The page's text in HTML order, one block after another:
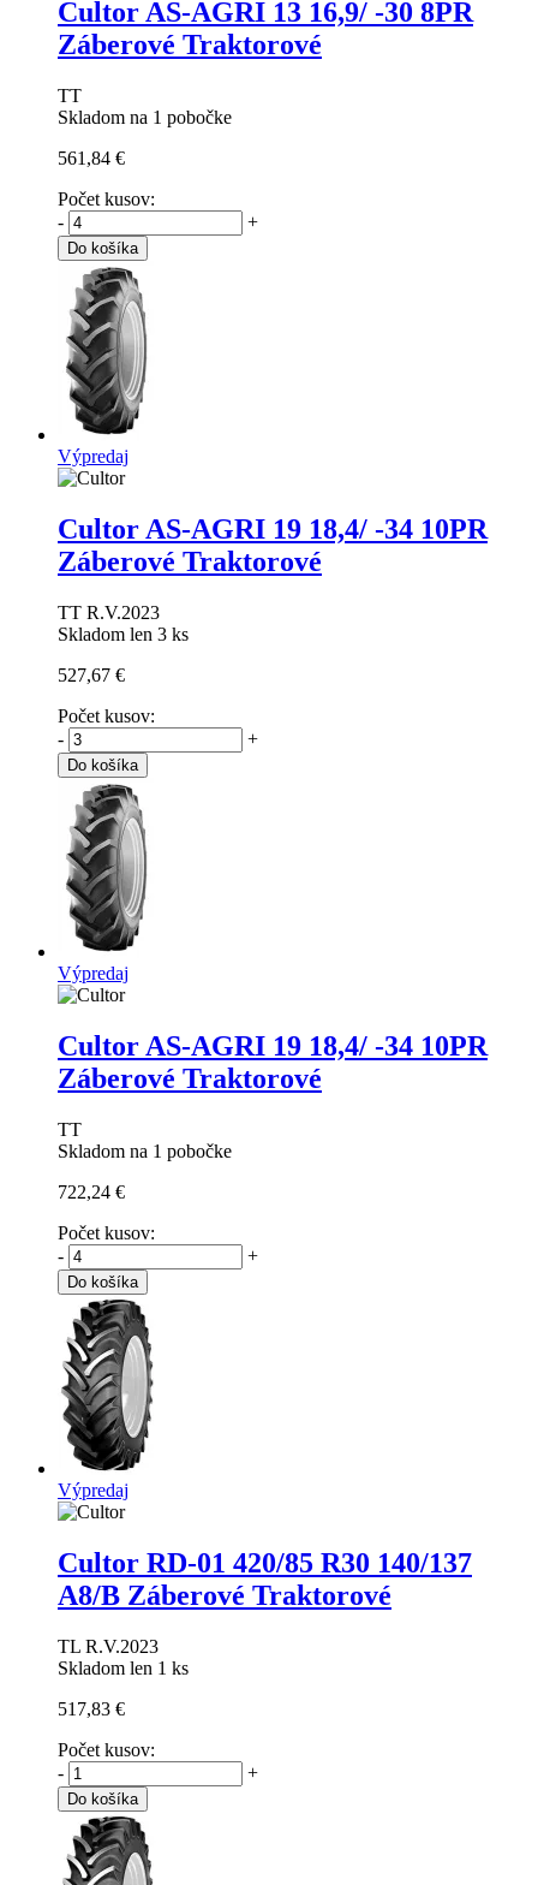
Cultor AS-AGRI 13 16,9/ -30 8PR
Záberové Traktorové
TT
Skladom na 1 pobočke
561,84 €
Počet kusov:
-
+
Do košíka
Výpredaj
Cultor AS-AGRI 19 18,4/ -34 10PR
Záberové Traktorové
TT R.V.2023
Skladom len 3 ks
527,67 €
Počet kusov:
-
+
Do košíka
Výpredaj
Cultor AS-AGRI 19 18,4/ -34 10PR
Záberové Traktorové
TT
Skladom na 1 pobočke
722,24 €
Počet kusov:
-
+
Do košíka
Výpredaj
Cultor RD-01 420/85 R30 140/137
A8/B Záberové Traktorové
TL R.V.2023
Skladom len 1 ks
517,83 €
Počet kusov:
-
+
Do košíka